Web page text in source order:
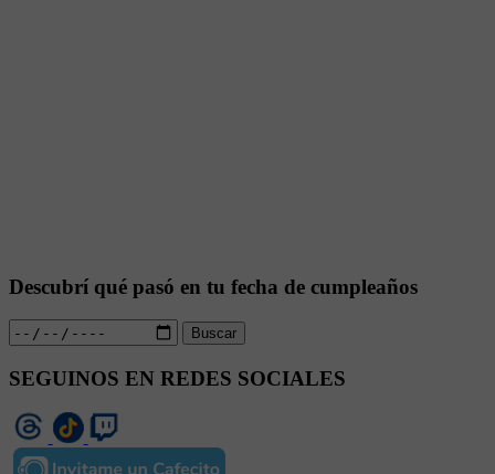
Descubrí qué pasó en tu fecha de cumpleaños
Buscar
SEGUINOS EN REDES SOCIALES